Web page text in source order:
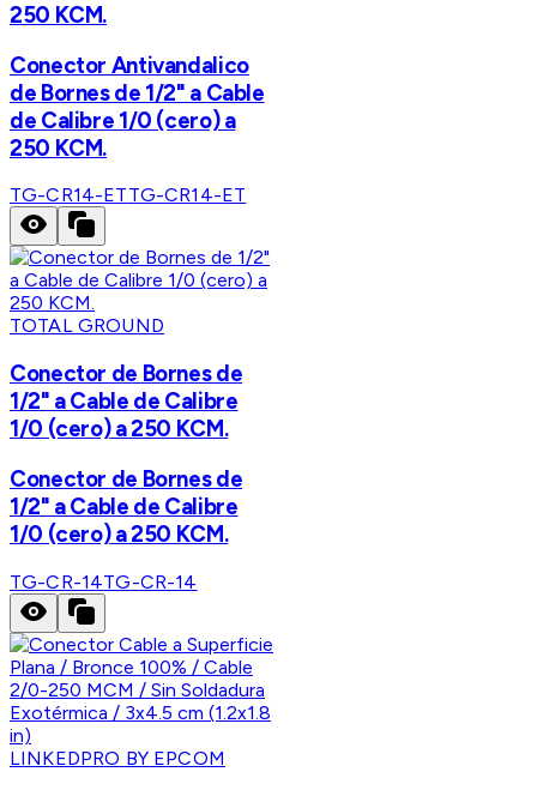
250 KCM.
Conector Antivandalico
de Bornes de 1/2" a Cable
de Calibre 1/0 (cero) a
250 KCM.
TG-CR14-ETTG-CR14-ET
TOTAL GROUND
Conector de Bornes de
1/2" a Cable de Calibre
1/0 (cero) a 250 KCM.
Conector de Bornes de
1/2" a Cable de Calibre
1/0 (cero) a 250 KCM.
TG-CR-14TG-CR-14
LINKEDPRO BY EPCOM